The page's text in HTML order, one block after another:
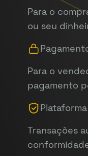
Para o
ou seu
Para o
pagamento
Transações